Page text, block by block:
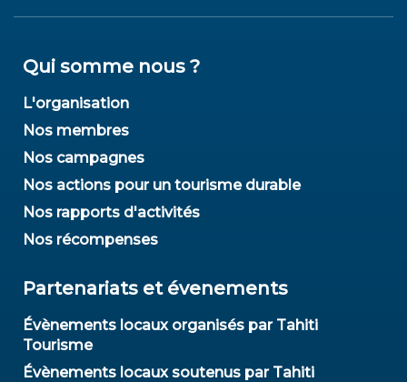
Qui somme nous ?
L'organisation
Nos membres
Nos campagnes
Nos actions pour un tourisme durable
Nos rapports d'activités
Nos récompenses
Partenariats et évenements
Évènements locaux organisés par Tahiti
Tourisme
Évènements locaux soutenus par Tahiti